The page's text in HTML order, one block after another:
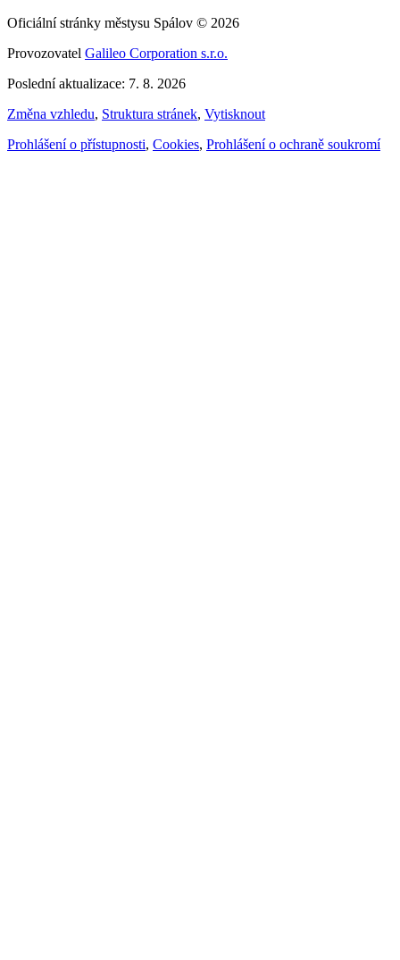
Oficiální stránky městysu Spálov © 2026
Provozovatel Galileo Corporation s.r.o.
Poslední aktualizace: 7. 8. 2026
Změna vzhledu, Struktura stránek, Vytisknout
Prohlášení o přístupnosti, Cookies, Prohlášení o ochraně soukromí